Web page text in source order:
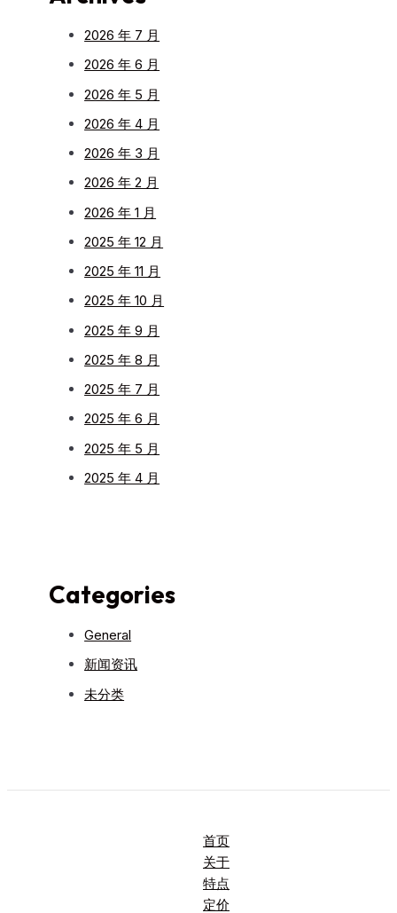
2026 年 7 月
2026 年 6 月
2026 年 5 月
2026 年 4 月
2026 年 3 月
2026 年 2 月
2026 年 1 月
2025 年 12 月
2025 年 11 月
2025 年 10 月
2025 年 9 月
2025 年 8 月
2025 年 7 月
2025 年 6 月
2025 年 5 月
2025 年 4 月
Categories
General
新闻资讯
未分类
首页
关于
特点
定价